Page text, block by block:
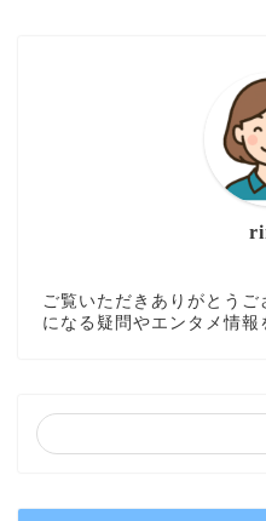
ご覧いただきありがとう
になる疑問やエンタメ情報